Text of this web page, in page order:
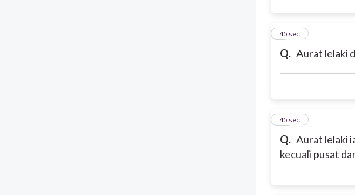
Q. Aurat lelaki
9
45 sec
Q. Aurat lelaki
kecuali pusat
10
45 sec